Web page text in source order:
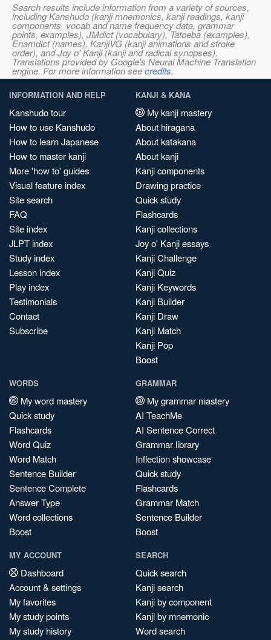
Search results include information from a variety of sources,
including Kanshudo (kanji mnemonics, kanji readings, kanji
components, vocab and name frequency data, grammar
points, examples), JMdict (vocabulary), Tatoeba (examples),
Enamdict (names), KanjiVG (kanji animations and stroke
order), and Joy o' Kanji (kanji and radical synopses).
Translations provided by Google's Neural Machine Translation
engine. For more information seecredits.
INFORMATION AND HELP
Kanshudo tour
How to use Kanshudo
How to learn Japanese
How to master kanji
More 'how to' guides
Visual feature index
Site search
FAQ
Site index
JLPT index
Study index
Lesson index
Play index
Testimonials
Contact
Subscribe
KANJI & KANA
My kanji mastery
About hiragana
About katakana
About kanji
Kanji components
Drawing practice
Quick study
Flashcards
Kanji collections
Joy o' Kanji essays
Kanji Challenge
Kanji Quiz
Kanji Keywords
Kanji Builder
Kanji Draw
Kanji Match
Kanji Pop
Boost
WORDS
My word mastery
Quick study
Flashcards
Word Quiz
Word Match
Sentence Builder
Sentence Complete
Answer Type
Word collections
Boost
GRAMMAR
My grammar mastery
AI TeachMe
AI Sentence Correct
Grammar library
Inflection showcase
Quick study
Flashcards
Grammar Match
Sentence Builder
Boost
MY ACCOUNT
Dashboard
Account & settings
My favorites
My study points
My study history
SEARCH
Quick search
Kanji search
Kanji by component
Kanji by mnemonic
Word search